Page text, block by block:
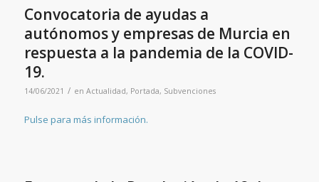
Convocatoria de ayudas a
autónomos y empresas de Murcia en
respuesta a la pandemia de la COVID-
19.
14/06/2021 / en Actualidad, Portada, Subvenciones
Pulse para más información.